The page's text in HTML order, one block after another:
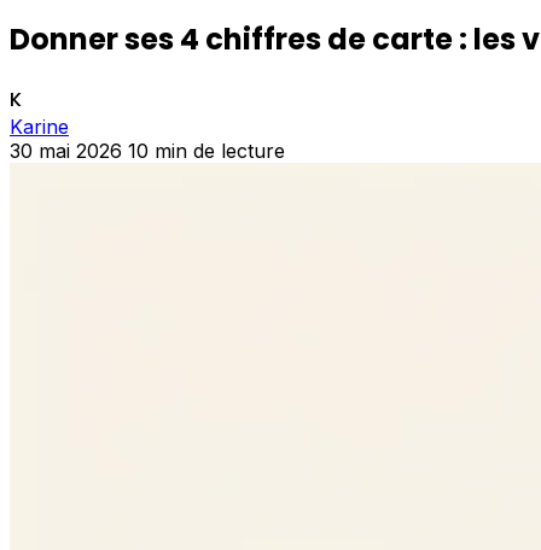
Donner ses 4 chiffres de carte : les
K
Karine
30 mai 2026 10 min de lecture